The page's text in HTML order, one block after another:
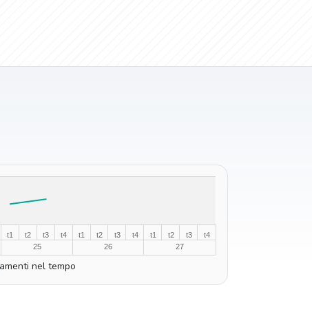
t1
25
t2 t3 t4
t1
26
t2 t3 t4
t1
27
t2 t3 t4
nel tempo